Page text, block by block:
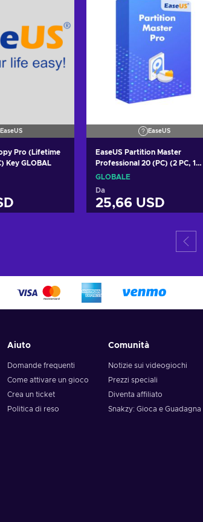
EaseUS
Pro (Lifetime
Upgrades, 1 PC) Key GLOBAL
EaseUS
EaseUS Partition Master
Professional 20 (PC) (2 PC, 1
Year) Key GLOBAL
GLOBALE
Da
25,66 USD
Aggiungi al carrello
Visualizza offerte
Aiuto
Domande frequenti
Come attivare un gioco
Crea un ticket
Politica di reso
Comunità
Notizie sui videogiochi
Prezzi speciali
Diventa affiliato
Snakzy: Gioca e Guadagna